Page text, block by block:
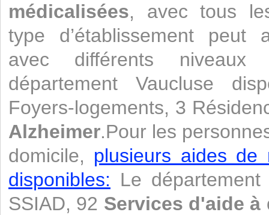
médicalisées, avec tous
type d’établissement peut
avec différents niveaux
département Vaucluse
Foyers-logements, 3
Alzheimer.Pour les
domicile, plusieurs aides de
disponibles: Le
SSIAD, 92 Services d'aide à